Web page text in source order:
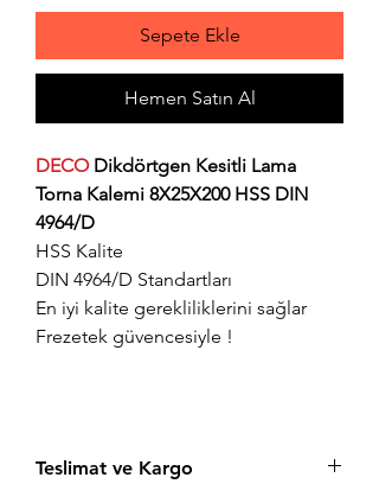
Sepete Ekle
Hemen Satın Al
DECODikdörtgen Kesitli Lama
Torna Kalemi 8X25X200 HSS DIN
4964/D
HSS Kalite
DIN 4964/D Standartları
En iyi kalite gerekliliklerini sağlar
Frezetek güvencesiyle !
Teslimat ve Kargo